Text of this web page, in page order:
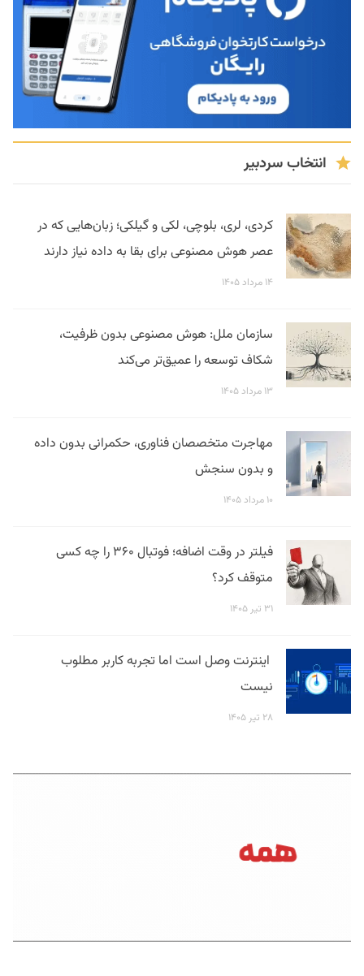
انتخاب سردبیر
کردی، لری، بلوچی، لکی و گیلکی؛ زبان‌هایی که در
عصر هوش مصنوعی برای بقا به داده نیاز دارند
۱۴ مرداد ۱۴۰۵
سازمان ملل: هوش مصنوعی بدون ظرفیت،
شکاف توسعه را عمیق‌تر می‌کند
۱۳ مرداد ۱۴۰۵
مهاجرت متخصصان فناوری، حکمرانی بدون داده
و بدون سنجش
۱۰ مرداد ۱۴۰۵
فیلتر در وقت اضافه؛ فوتبال ۳۶۰ را چه کسی
متوقف کرد؟
۳۱ تیر ۱۴۰۵
اینترنت وصل است اما تجربه کاربر مطلوب
نیست
۲۸ تیر ۱۴۰۵